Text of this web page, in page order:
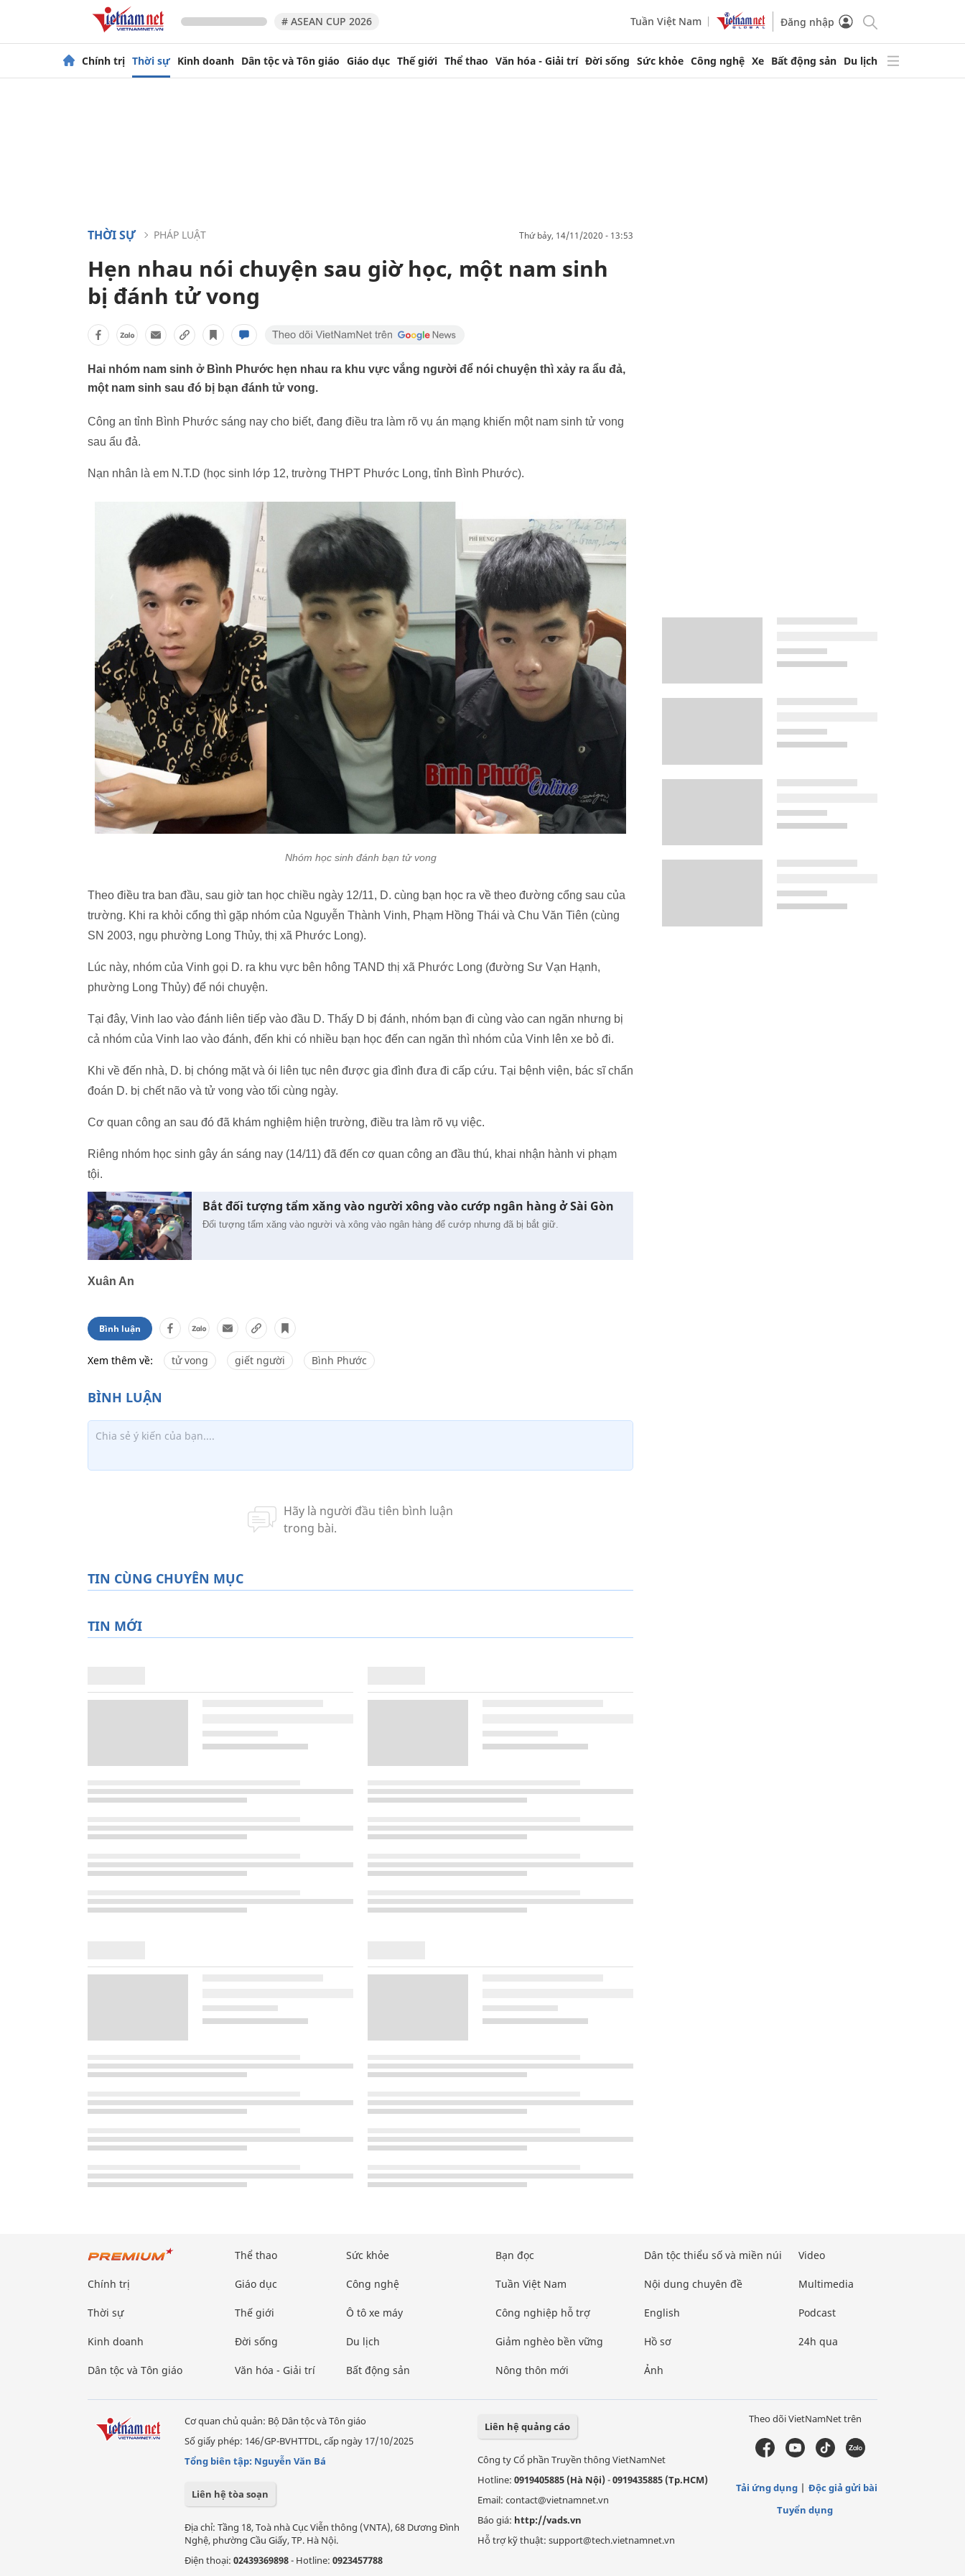
# ASEAN CUP 2026 Tuần Việt Nam Đăng nhập
Chính trị Thời sự Kinh doanh Dân tộc và Tôn giáo Giáo dục Thế giới Thể thao Văn hóa - Giải trí Đời sống Sức khỏe Công nghệ Xe Bất động sản Du lịch
THỜI SỰ PHÁP LUẬT thứ bảy, 14/11/2020 - 13:53
Hẹn nhau nói chuyện sau giờ học, một nam sinh
bị đánh tử vong
Hai nhóm nam sinh ở Bình Phước hẹn nhau ra khu vực vắng người để nói chuyện thì xảy ra ẩu đả,
một nam sinh sau đó bị bạn đánh tử vong.
Công an tỉnh Bình Phước sáng nay cho biết, đang điều tra làm rõ vụ án mạng khiến một nam sinh tử vong
sau ẩu đả.
Nạn nhân là em N.T.D (học sinh lớp 12, trường THPT Phước Long, tỉnh Bình Phước).
Nhóm học sinh đánh bạn tử vong
Theo điều tra ban đầu, sau giờ tan học chiều ngày 12/11, D. cùng bạn học ra về theo đường cổng sau của
trường. Khi ra khỏi cổng thì gặp nhóm của Nguyễn Thành Vinh, Phạm Hồng Thái và Chu Văn Tiên (cùng
SN 2003, ngụ phường Long Thủy, thị xã Phước Long).
Lúc này, nhóm của Vinh gọi D. ra khu vực bên hông TAND thị xã Phước Long (đường Sư Vạn Hạnh,
phường Long Thủy) để nói chuyện.
Tại đây, Vinh lao vào đánh liên tiếp vào đầu D. Thấy D bị đánh, nhóm bạn đi cùng vào can ngăn nhưng bị
cả nhóm của Vinh lao vào đánh, đến khi có nhiều bạn học đến can ngăn thì nhóm của Vinh lên xe bỏ đi.
Khi về đến nhà, D. bị chóng mặt và ói liên tục nên được gia đình đưa đi cấp cứu. Tại bệnh viện, bác sĩ chẩn
đoán D. bị chết não và tử vong vào tối cùng ngày.
Cơ quan công an sau đó đã khám nghiệm hiện trường, điều tra làm rõ vụ việc.
Riêng nhóm học sinh gây án sáng nay (14/11) đã đến cơ quan công an đầu thú, khai nhận hành vi phạm
tội.
Bắt đối tượng tẩm xăng vào người xông vào cướp ngân hàng ở Sài Gòn
Đối tượng tẩm xăng vào người và xông vào ngân hàng để cướp nhưng đã bị bắt giữ.
Xuân An
Bình luận
Xem thêm về: tử vong giết người Bình Phước
TIN CÙNG CHUYÊN MỤC
TIN MỚI
Chính trị
Thời sự
Kinh doanh
Dân tộc và Tôn giáo
Thể thao
Giáo dục
Thế giới
Đời sống
Văn hóa - Giải trí
Sức khỏe
Công nghệ
Ô tô xe máy
Du lịch
Bất động sản
Bạn đọc
Tuần Việt Nam
Công nghiệp hỗ trợ
Giảm nghèo bền vững
Nông thôn mới
Dân tộc thiểu số và miền núi
Nội dung chuyên đề
English
Hồ sơ
Ảnh
Video
Multimedia
Podcast
24h qua
Cơ quan chủ quản: Bộ Dân tộc và Tôn giáo
Số giấy phép: 146/GP-BVHTTDL, cấp ngày 17/10/2025
Tổng biên tập: Nguyễn Văn Bá
Liên hệ tòa soạn
Địa chỉ: Tầng 18, Toà nhà Cục Viễn thông (VNTA), 68 Dương Đình
Nghệ, phường Cầu Giấy, TP. Hà Nội.
Điện thoại: 02439369898- Hotline: 0923457788
Liên hệ quảng cáo
Công ty Cổ phần Truyền thông VietNamNet
Hotline: 0919405885 (Hà Nội)-0919435885 (Tp.HCM)
Email: contact@vietnamnet.vn
Báo giá: http://vads.vn
Hỗ trợ kỹ thuật: support@tech.vietnamnet.vn
Theo dõi VietNamNet trên
Tải ứng dụng
Độc giả gửi bài
Tuyển dụng